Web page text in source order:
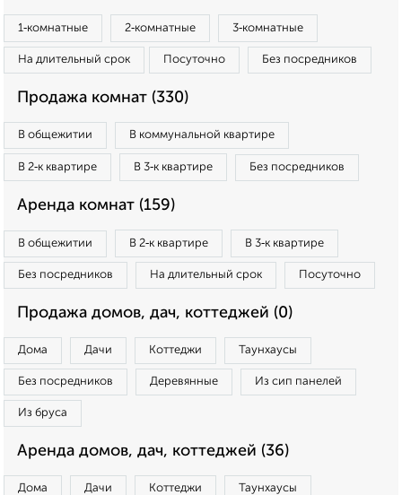
1‑комнатные 2‑комнатные 3‑комнатные
На длительный срок Посуточно Без посредников
Продажа комнат (330)
В общежитии В коммунальной квартире
В 2‑к квартире В 3‑к квартире Без посредников
Аренда комнат (159)
В общежитии В 2‑к квартире В 3‑к квартире
Без посредников На длительный срок Посуточно
Продажа домов, дач, коттеджей (0)
Дома Дачи Коттеджи Таунхаусы
Без посредников Деревянные Из сип панелей
Из бруса
Аренда домов, дач, коттеджей (36)
Дома Дачи Коттеджи Таунхаусы